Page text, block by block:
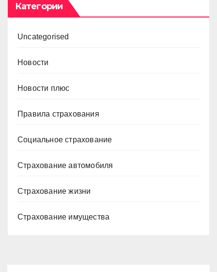
Категории
Uncategorised
Новости
Новости плюс
Правила страхования
Социальное страхование
Страхование автомобиля
Страхование жизни
Страхование имущества